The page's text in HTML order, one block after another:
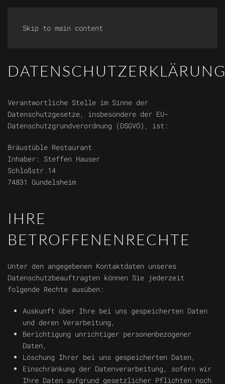
Skip to main content
Verantwortliche Stelle im Sinne der
Datenschutzgesetze, insbesondere der EU-
Datenschutzgrundverordnung (DSGVO), ist:
Bräustüble Restaurant
Inhaber: Steffen Hauser
Schloßstr.14
74831 Gundelsheim
IHRE
BETROFFENENRECHTE
Unter den angegebenen Kontaktdaten unseres
Datenschutzbeauftragten können Sie jederzeit
folgende Rechte ausüben:
Auskunft über Ihre bei uns gespeicherten Daten
und deren Verarbeitung,
Berichtigung unrichtiger personenbezogener
Daten,
Löschung Ihrer bei uns gespeicherten Daten,
Einschränkung der Datenverarbeitung, sofern wir
Ihre Daten aufgrund gesetzlicher Pflichten noch